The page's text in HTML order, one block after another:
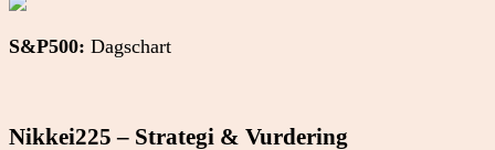
S&P500: Dagschart
Nikkei225 – Strategi & Vurdering